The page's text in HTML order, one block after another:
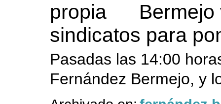
sindicatos para
Pasadas las 14:00
Fernández Bermejo, y